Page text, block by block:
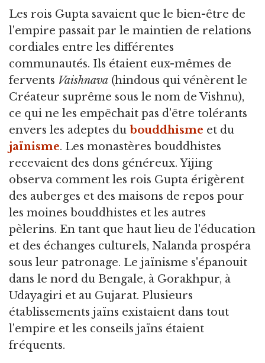
Les rois Gupta savaient que le bien-être de
l'empire passait par le maintien de relations
cordiales entre les différentes
communautés. Ils étaient eux-mêmes de
fervents Vaishnava (hindous qui vénèrent le
Créateur suprême sous le nom de Vishnu),
ce qui ne les empêchait pas d'être tolérants
envers les adeptes du bouddhisme et du
jaïnisme. Les monastères bouddhistes
recevaient des dons généreux. Yijing
observa comment les rois Gupta érigèrent
des auberges et des maisons de repos pour
les moines bouddhistes et les autres
pèlerins. En tant que haut lieu de l'éducation
et des échanges culturels, Nalanda prospéra
sous leur patronage. Le jaïnisme s'épanouit
dans le nord du Bengale, à Gorakhpur, à
Udayagiri et au Gujarat. Plusieurs
établissements jaïns existaient dans tout
l'empire et les conseils jaïns étaient
fréquents.